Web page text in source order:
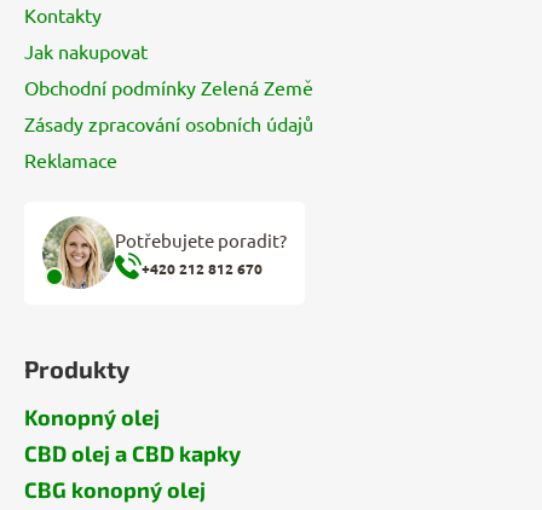
Kontakty
Jak nakupovat
Obchodní podmínky Zelená Země
Zásady zpracování osobních údajů
Reklamace
Potřebujete poradit?
+420 212 812 670
Produkty
Konopný olej
CBD olej a CBD kapky
CBG konopný olej